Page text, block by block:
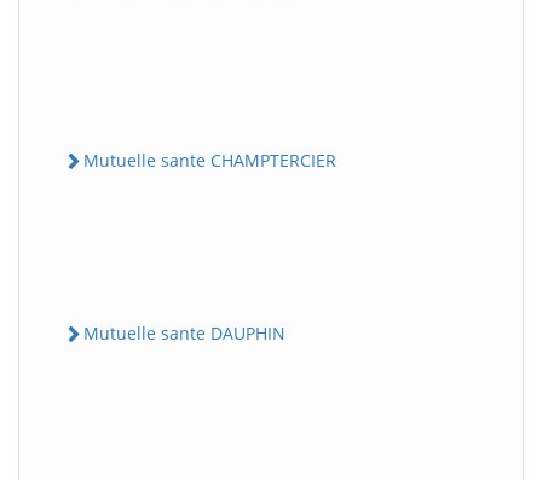
Mutuelle sante CHAMPTERCIER
Mutuelle sante DAUPHIN